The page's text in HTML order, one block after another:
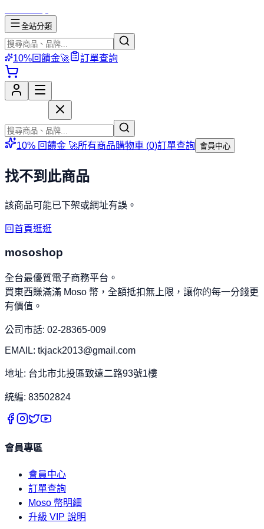
全站分類
10%回饋金🚀 訂單查詢
10% 回饋金 🚀所有商品購物車 (0)訂單查詢 會員中心
找不到此商品
該商品可能已下架或網址有誤。
回首頁逛逛
mososhop
全台最優質電子商務平台。
買東西賺滿滿 Moso 幣，全額抵扣無上限，讓你的每一分錢更
有價值。
公司市話: 02-28365-009
EMAIL: tkjack2013@gmail.com
地址: 台北市北投區致遠二路93號1樓
統編: 83502824
會員專區
會員中心
訂單查詢
Moso 幣明細
升級 VIP 說明